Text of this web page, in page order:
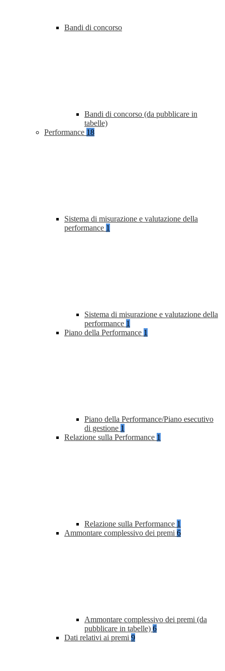
Bandi di concorso
Bandi di concorso (da pubblicare in
tabelle)
Performance 18
Sistema di misurazione e valutazione della
performance 1
Sistema di misurazione e valutazione della
performance 1
Piano della Performance 1
Piano della Performance/Piano esecutivo
di gestione 1
Relazione sulla Performance 1
Relazione sulla Performance 1
Ammontare complessivo dei premi 6
Ammontare complessivo dei premi (da
pubblicare in tabelle) 6
Dati relativi ai premi 9